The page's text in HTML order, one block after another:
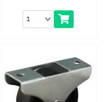
Aantal